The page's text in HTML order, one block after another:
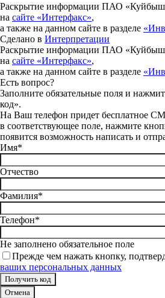
Раскрытие информации ПАО
на сайте «Интерфакс»,
а также на данном сайте в разделе
Сделано в Интерпретации
Раскрытие информации ПАО
на сайте «Интерфакс»,
а также на данном сайте в разделе
Есть вопрос?
Заполните обязательные поля и
код».
На Ваш телефон придет бесплатное
в соответствующее поле, нажмите
появится возможность написать и
Имя*
Отчество
Фамилия*
Телефон*
Не заполнено обязательное поле
Прежде чем нажать кнопку,
ваших персональных данных
Отмена